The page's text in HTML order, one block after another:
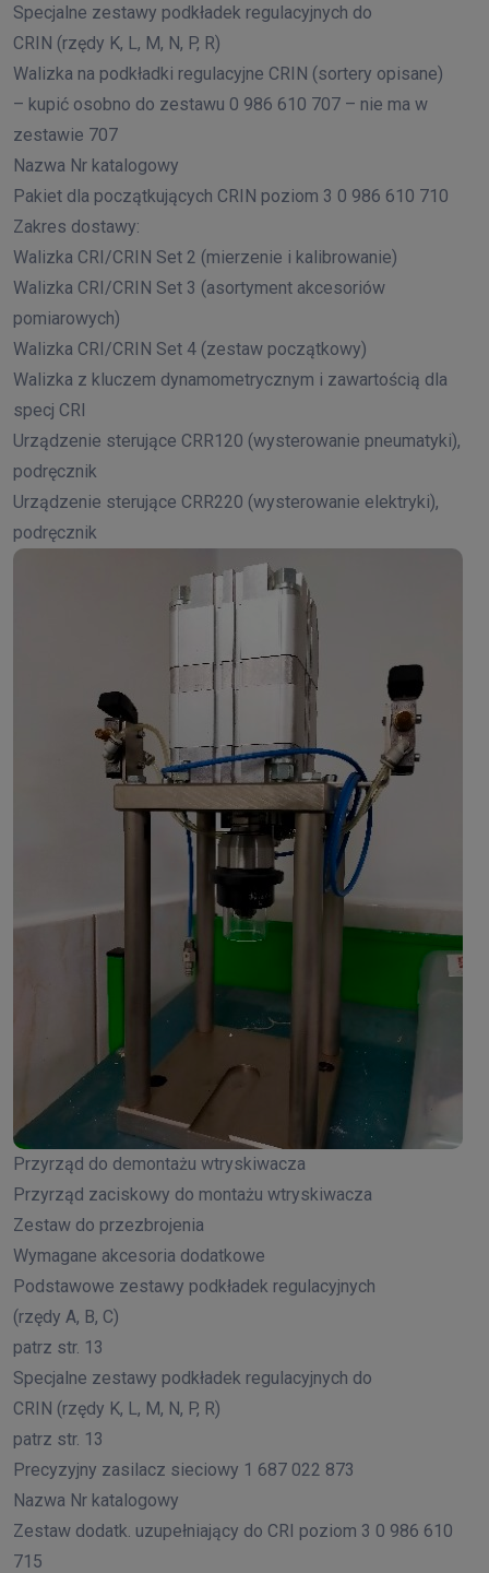
Specjalne zestawy podkładek regulacyjnych do
CRIN (rzędy K, L, M, N, P, R)
Walizka na podkładki regulacyjne CRIN (sortery opisane)
– kupić osobno do zestawu 0 986 610 707 – nie ma w
zestawie 707
Nazwa Nr katalogowy
Pakiet dla początkujących CRIN poziom 3 0 986 610 710
Zakres dostawy:
Walizka CRI/CRIN Set 2 (mierzenie i kalibrowanie)
Walizka CRI/CRIN Set 3 (asortyment akcesoriów
pomiarowych)
Walizka CRI/CRIN Set 4 (zestaw początkowy)
Walizka z kluczem dynamometrycznym i zawartością dla
specj CRI
Urządzenie sterujące CRR120 (wysterowanie pneumatyki),
podręcznik
Urządzenie sterujące CRR220 (wysterowanie elektryki),
podręcznik
Przyrząd do demontażu wtryskiwacza
Przyrząd zaciskowy do montażu wtryskiwacza
Zestaw do przezbrojenia
Wymagane akcesoria dodatkowe
Podstawowe zestawy podkładek regulacyjnych
(rzędy A, B, C)
patrz str. 13
Specjalne zestawy podkładek regulacyjnych do
CRIN (rzędy K, L, M, N, P, R)
patrz str. 13
Precyzyjny zasilacz sieciowy 1 687 022 873
Nazwa Nr katalogowy
Zestaw dodatk. uzupełniający do CRI poziom 3 0 986 610
715